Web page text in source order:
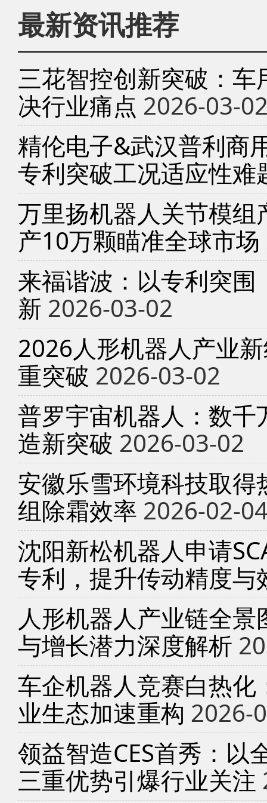
最新资讯推荐
三花智控创新突破：
决行业痛点 2026-03-
精伦电子&武汉普利商
专利突破工况适应性难
万里扬机器人关节模
产10万颗瞄准全球市场
来福谐波：以专利突
新 2026-03-02
2026人形机器人产业
重突破 2026-03-02
普罗宇宙机器人：数
造新突破 2026-03-02
安徽乐雪环境科技取
组除霜效率 2026-02-
沈阳新松机器人申请
专利，提升传动精度与
人形机器人产业链全
与增长潜力深度解析
车企机器人竞赛白热
业生态加速重构 2026-
领益智造CES首秀：以
三重优势引爆行业关注